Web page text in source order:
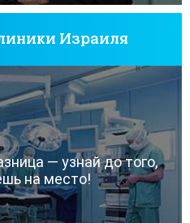
Израиля
— узнай до того,
на место!